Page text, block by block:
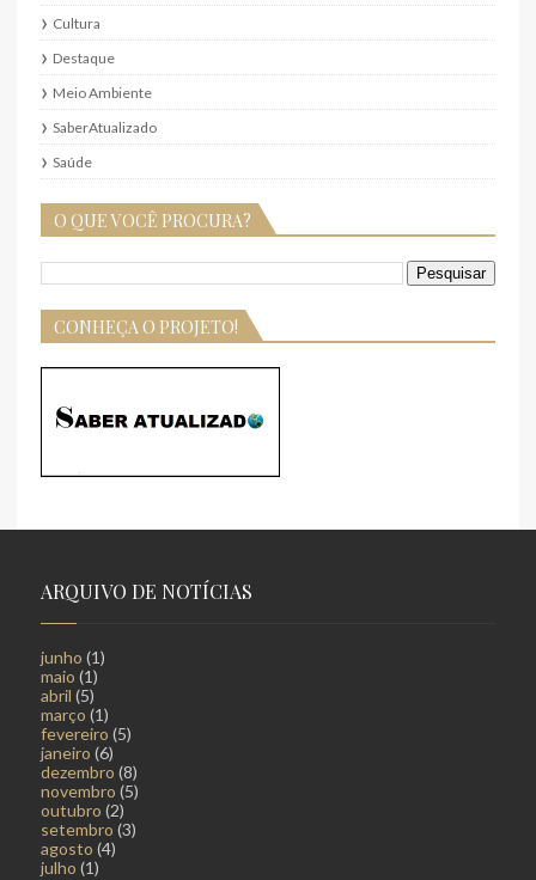
Cultura
Destaque
Meio Ambiente
SaberAtualizado
Saúde
O QUE VOCÊ PROCURA?
CONHEÇA O PROJETO!
ARQUIVO DE NOTÍCIAS
junho (1)
maio (1)
abril (5)
março (1)
fevereiro (5)
janeiro (6)
dezembro (8)
novembro (5)
outubro (2)
setembro (3)
agosto (4)
julho (1)